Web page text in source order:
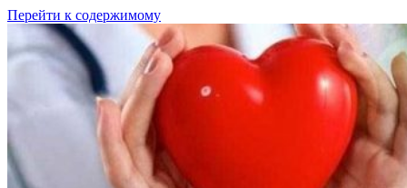
Перейти к содержимому